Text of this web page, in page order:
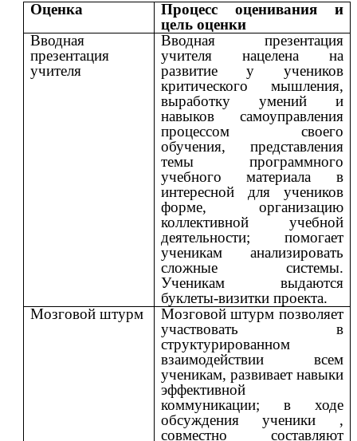
Оценка
Процесс оценивания и
цель оценки
Вводная
презентация
учителя
Вводная презентация
учителя нацелена на
развитие у учеников
критического мышления,
выработку умений и
навыков самоуправления
процессом своего
обучения, представления
темы программного
учебного материала в
интересной для учеников
форме, организацию
коллективной учебной
деятельности; помогает
ученикам анализировать
сложные системы.
Ученикам выдаются
буклеты-визитки проекта.
Мозговой штурм
Мозговой штурм позволяет
участвовать в
структурированном
взаимодействии всем
ученикам, развивает навыки
эффективной
коммуникации; в ходе
обсуждения ученики ,
совместно составляют